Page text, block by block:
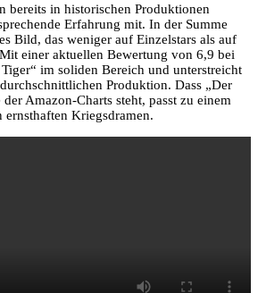
bereits in historischen Produktionen
Erfahrung mit. In der Summe
Bild, das weniger auf Einzelstars als auf
einer aktuellen Bewertung von 6,9 bei
im soliden Bereich und unterstreicht
Produktion. Dass „Der
Amazon-Charts steht, passt zu einem
ernsthaften Kriegsdramen.